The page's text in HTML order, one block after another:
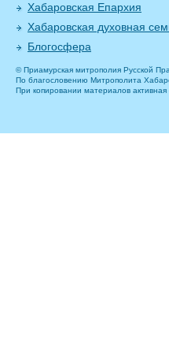
Хабаровская Епархия
Хабаровская духовная
Блогосфера
© Приамурская митрополия Русской
По благословению Митрополита
При копировании материалов активная